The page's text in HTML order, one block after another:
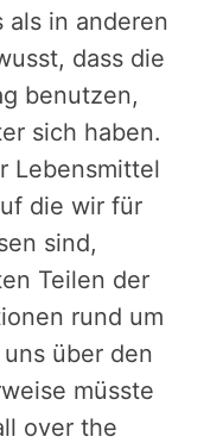
als in anderen
dass die
benutzen,
sich haben.
Lebensmittel
die wir für
sind,
Teilen der
rund um
über den
müsste
over the